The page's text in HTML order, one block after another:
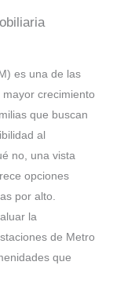
es una de las
crecimiento
que buscan
al
no, una vista
opciones
por alto.
la
de Metro
que